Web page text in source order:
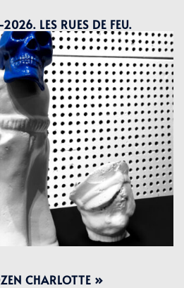
LES RUES DE FEU.
CHARLOTTE »